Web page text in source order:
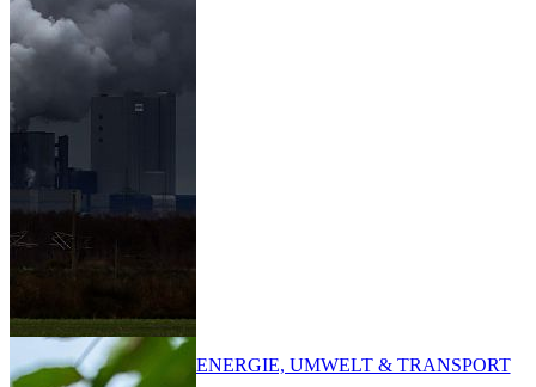
ENERGIE, UMWELT & TRANSPORT